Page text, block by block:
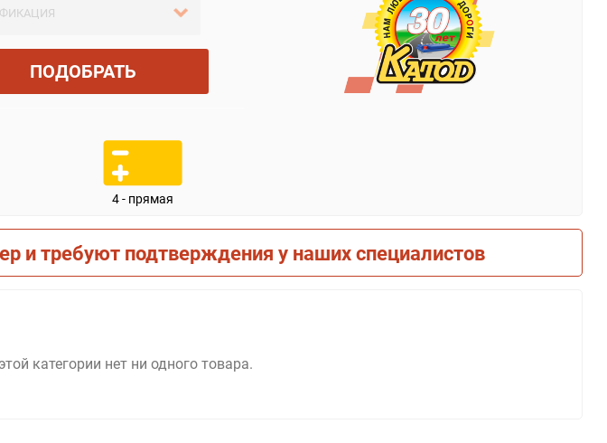
ПОДОБРАТЬ
4 - прямая
и требуют подтверждения у наших специалистов
категории нет ни одного товара.